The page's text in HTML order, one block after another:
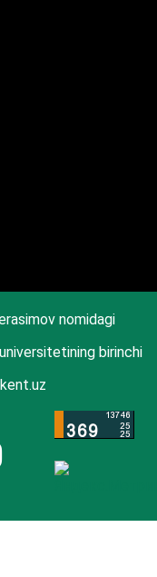
nomidagi
birinchi